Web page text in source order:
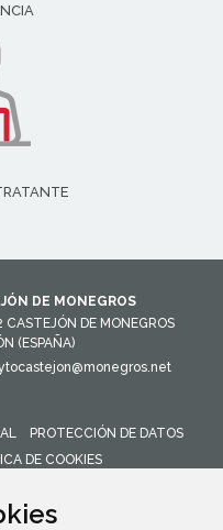
DE MONEGROS
CASTEJÓN DE MONEGROS
(ESPAÑA)
PROTECCIÓN DE DATOS
DE COOKIES